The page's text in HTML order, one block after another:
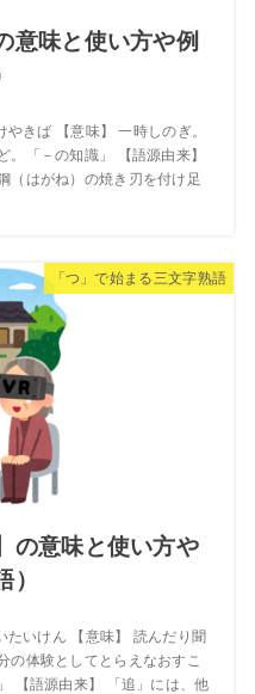
意味と使い方や例
やきば 【意味】 一時しのぎ。
。「－の知識」 【語源由来】
（はがね）の焼き刃を付け足
「つ」で始まる三文字熟語
の意味と使い方や
たいけん 【意味】 読んだり聞
の体験としてとらえなおすこ
【語源由来】 「追」には、他